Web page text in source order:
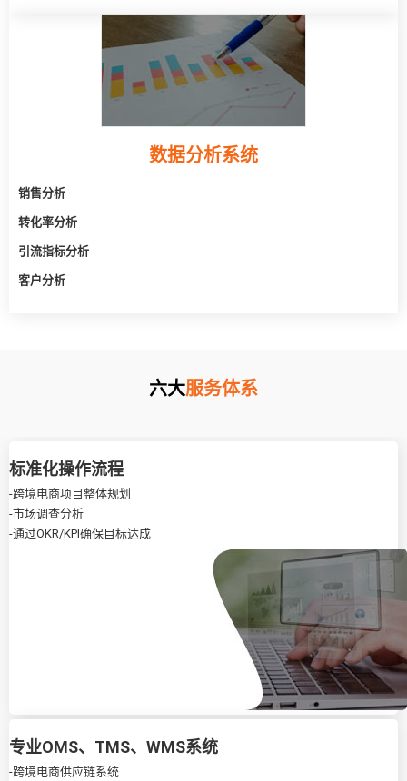
数据分析系统
销售分析
转化率分析
引流指标分析
客户分析
六大服务体系
标准化操作流程
-跨境电商项目整体规划
-市场调查分析
-通过OKR/KPI确保目标达成
专业OMS、TMS、WMS系统
-跨境电商供应链系统